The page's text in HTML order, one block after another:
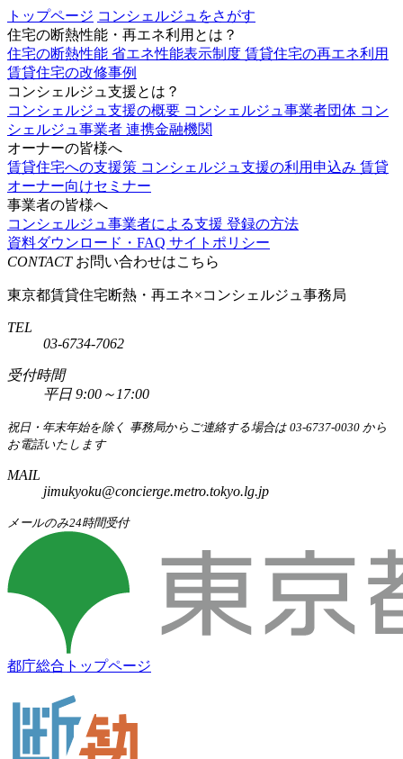
トップページ コンシェルジュをさがす
住宅の断熱性能・再エネ利用とは？
住宅の断熱性能 省エネ性能表示制度 賃貸住宅の再エネ利用
賃貸住宅の改修事例
コンシェルジュ支援とは？
コンシェルジュ支援の概要 コンシェルジュ事業者団体 コン
シェルジュ事業者 連携金融機関
オーナーの皆様へ
賃貸住宅への支援策 コンシェルジュ支援の利用申込み 賃貸
オーナー向けセミナー
事業者の皆様へ
コンシェルジュ事業者による支援 登録の方法
資料ダウンロード・FAQ サイトポリシー
CONTACT お問い合わせはこちら
東京都賃貸住宅断熱・再エネ×コンシェルジュ事務局
TEL
03-6734-7062
受付時間
平日 9:00～17:00
祝日・年末年始を除く 事務局からご連絡する場合は 03-6737-0030 から
お電話いたします
MAIL
jimukyoku@concierge.metro.tokyo.lg.jp
メールのみ24時間受付
都庁総合トップページ